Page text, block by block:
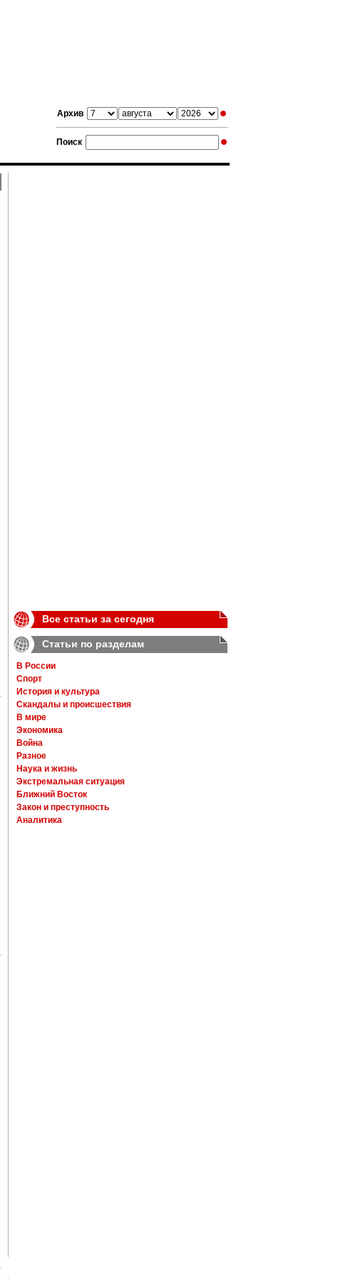
Архив
Поиск
Все статьи за сегодня
Статьи по разделам
В России
Спорт
История и культура
Скандалы и происшествия
В мире
Экономика
Война
Разное
Наука и жизнь
Экстремальная ситуация
Ближний Восток
Закон и преступность
Аналитика